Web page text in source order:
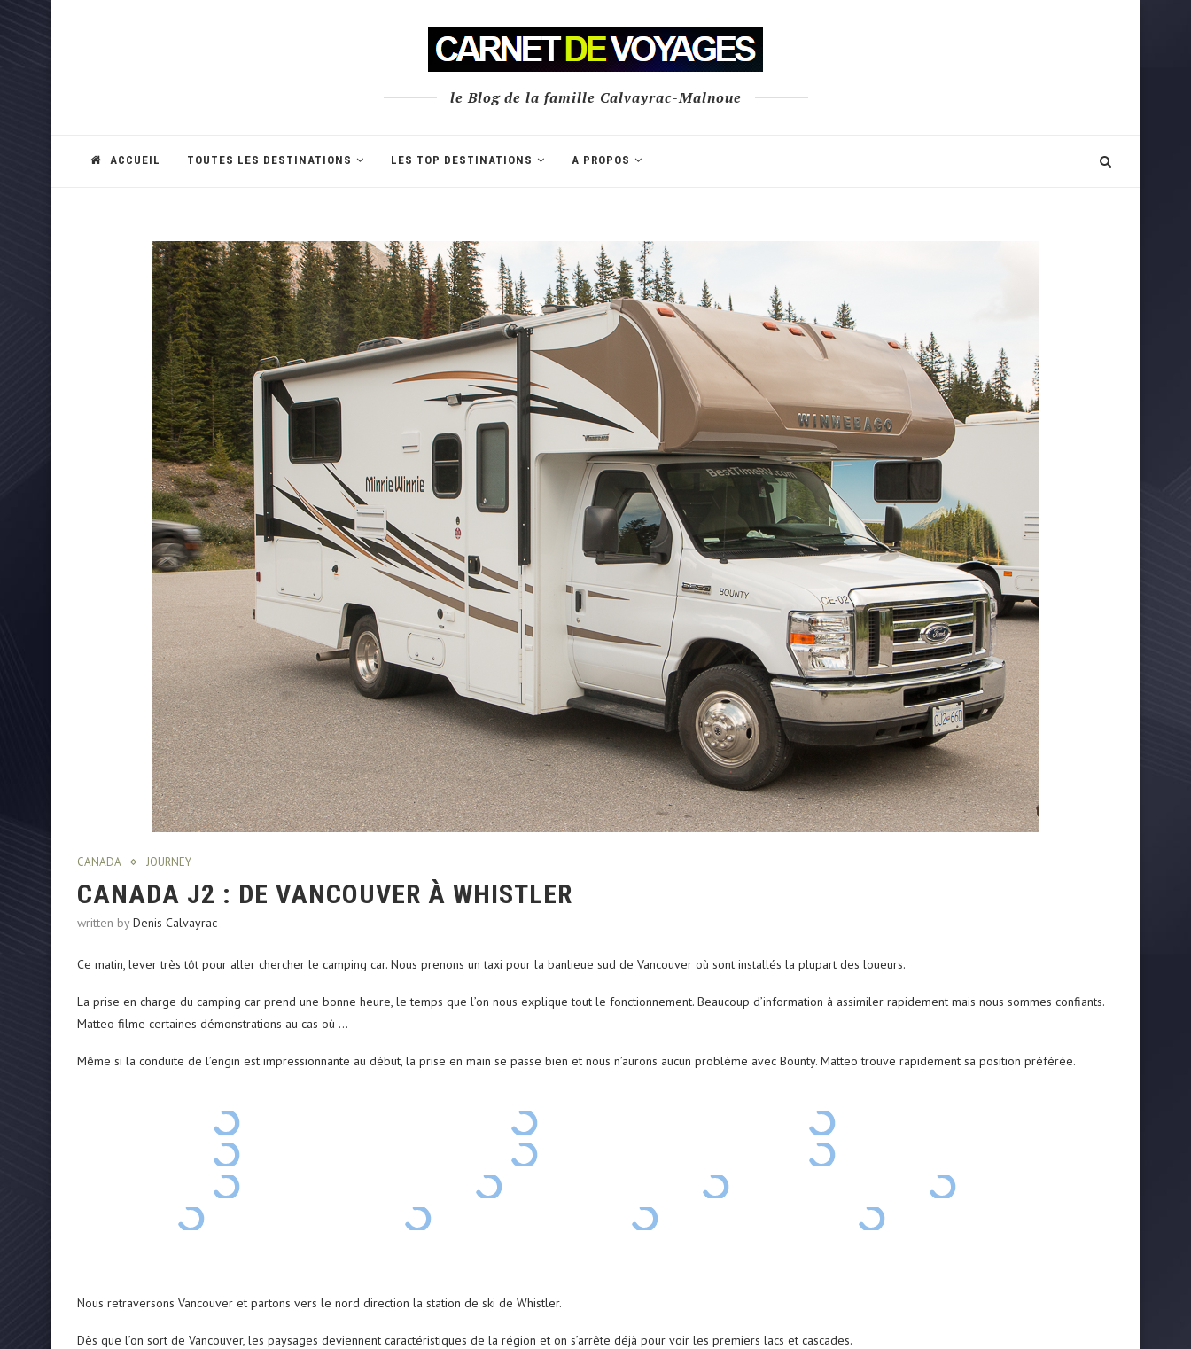
le Blog de la famille Calvayrac-Malnoue
ACCUEIL TOUTES LES DESTINATIONS LES TOP DESTINATIONS A PROPOS
CANADA JOURNEY
CANADA J2 : DE VANCOUVER À WHISTLER
written byDenis Calvayrac
Ce matin, lever très tôt pour aller chercher le camping car. Nous prenons un taxi pour la banlieue sud de Vancouver où sont installés la plupart des loueurs.
La prise en charge du camping car prend une bonne heure, le temps que l’on nous explique tout le fonctionnement. Beaucoup d’information à assimiler rapidement mais nous sommes confiants.
Matteo filme certaines démonstrations au cas où …
Même si la conduite de l’engin est impressionnante au début, la prise en main se passe bien et nous n’aurons aucun problème avec Bounty. Matteo trouve rapidement sa position préférée.
Nous retraversons Vancouver et partons vers le nord direction la station de ski de Whistler.
Dès que l’on sort de Vancouver, les paysages deviennent caractéristiques de la région et on s’arrête déjà pour voir les premiers lacs et cascades.